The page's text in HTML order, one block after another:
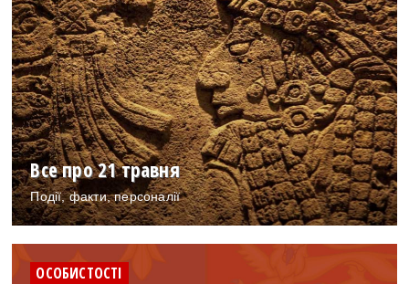
Все про 21 травня
Події, факти, персоналії
ОСОБИСТОСТІ